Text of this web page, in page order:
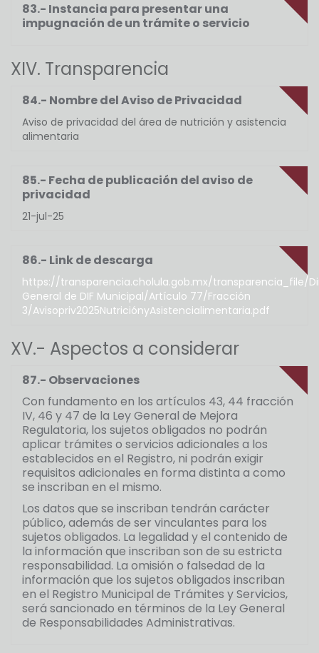
83.- Instancia para presentar una
impugnación de un trámite o servicio
XIV. Transparencia
84.- Nombre del Aviso de Privacidad
Aviso de privacidad del área de nutrición y asistencia
alimentaria
85.- Fecha de publicación del aviso de
privacidad
21-jul-25
86.- Link de descarga
https://transparencia.cholula.gob.mx/transparencia_file/
General de DIF Municipal/Artículo 77/Fracción
3/Avisopriv2025NutriciónyAsistencialimentaria.pdf
XV.- Aspectos a considerar
87.- Observaciones
Con fundamento en los artículos 43, 44 fracción
IV, 46 y 47 de la Ley General de Mejora
Regulatoria, los sujetos obligados no podrán
aplicar trámites o servicios adicionales a los
establecidos en el Registro, ni podrán exigir
requisitos adicionales en forma distinta a como
se inscriban en el mismo.
Los datos que se inscriban tendrán carácter
público, además de ser vinculantes para los
sujetos obligados. La legalidad y el contenido de
la información que inscriban son de su estricta
responsabilidad. La omisión o falsedad de la
información que los sujetos obligados inscriban
en el Registro Municipal de Trámites y Servicios,
será sancionado en términos de la Ley General
de Responsabilidades Administrativas.